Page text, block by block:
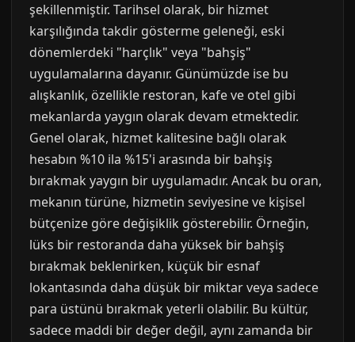
şekillenmiştir. Tarihsel olarak, bir hizmet
karşılığında takdir gösterme geleneği, eski
dönemlerdeki "harçlık" veya "bahşiş"
uygulamalarına dayanır. Günümüzde ise bu
alışkanlık, özellikle restoran, kafe ve otel gibi
mekanlarda yaygın olarak devam etmektedir.
Genel olarak, hizmet kalitesine bağlı olarak
hesabın %10 ila %15'i arasında bir bahşiş
bırakmak yaygın bir uygulamadır. Ancak bu oran,
mekanın türüne, hizmetin seviyesine ve kişisel
bütçenize göre değişiklik gösterebilir. Örneğin,
lüks bir restoranda daha yüksek bir bahşiş
bırakmak beklenirken, küçük bir esnaf
lokantasında daha düşük bir miktar veya sadece
para üstünü bırakmak yeterli olabilir. Bu kültür,
sadece maddi bir değer değil, aynı zamanda bir